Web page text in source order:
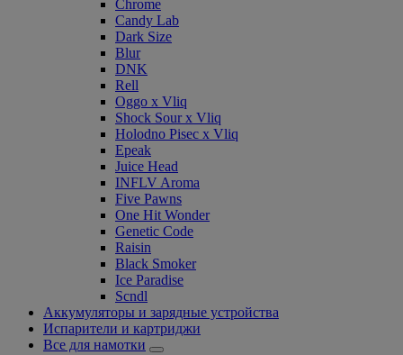
Chrome
Candy Lab
Dark Size
Blur
DNK
Rell
Oggo x Vliq
Shock Sour x Vliq
Holodno Pisec x Vliq
Epeak
Juice Head
INFLV Aroma
Five Pawns
One Hit Wonder
Genetic Code
Raisin
Black Smoker
Ice Paradise
Scndl
Аккумуляторы и зарядные устройства
Испарители и картриджи
Все для намотки